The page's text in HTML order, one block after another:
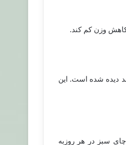
کاهش وزن کم کند.
کرده اند دیده شده است. این
سبز در هر روزبه